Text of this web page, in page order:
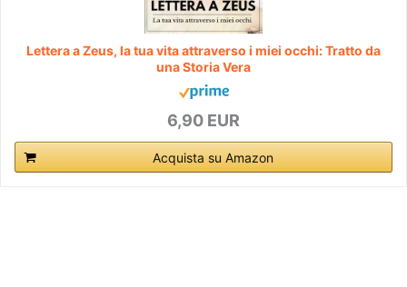
Lettera a Zeus, la tua vita attraverso i miei occhi: Tratto da
una Storia Vera
6,90 EUR
Acquista su Amazon